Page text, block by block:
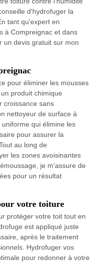
d'hydrofuger la
tant qu'expert en
à Compreignac et dans
un devis gratuit sur mon
pour éliminer les mousses
produit chimique
croissance sans
nettoyeur de surface à
qui élimine les
pour assurer la
au long de
les zones avoisinantes
je m'assure de
pour un résultat
votre toiture
protéger votre toit tout en
est appliqué juste
après le traitement
Hydrofuger vos
pour redonner à votre